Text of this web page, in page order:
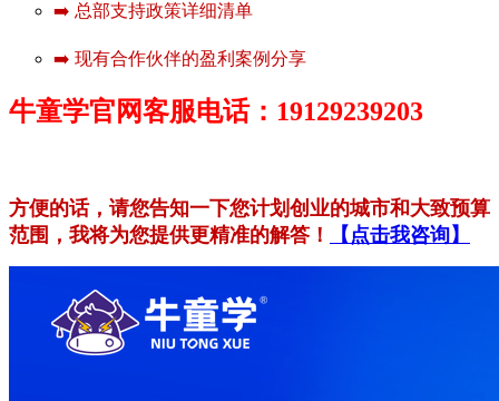
➡️ 总部支持政策详细清单
➡️ 现有合作伙伴的盈利案例分享
牛童学官网客服电话：19129239203
方便的话，请您告知一下您计划创业的城市和大致预算
范围，我将为您提供更精准的解答！
【点击我咨询】